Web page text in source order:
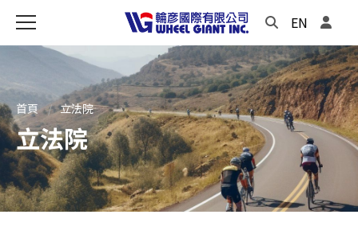
EN
首頁 立法院
立法院